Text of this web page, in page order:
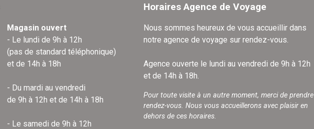
Magasin ouvert
- Le lundi de 9h à 12h
(pas de standard téléphonique)
et de 14h à 18h
- Du mardi au vendredi
de 9h à 12h et de 14h à 18h
- Le samedi de 9h à 12h
Horaires Agence de Voyage
Nous sommes heureux de vous accueillir dans
notre agence de voyage sur rendez-vous.
Agence ouverte le lundi au vendredi de 9h à 12h
et de 14h à 18h.
Pour toute visite à un autre moment, merci de prendre
rendez-vous. Nous vous accueillerons avec plaisir en
dehors de ces horaires.